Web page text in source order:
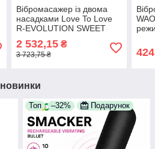
Вібромасажер із двома
насадками Love To Love
R-EVOLUTION SWEET
2 532,15₴
3 723,75 ₴
новинки
Топ –32% Подарунок